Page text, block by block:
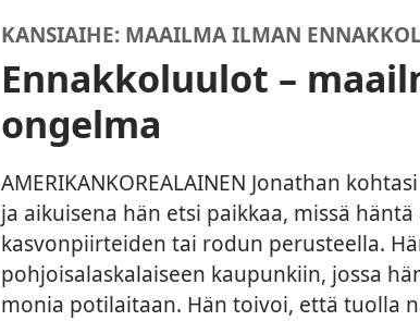
KANSIAIHE: MAAILMA ILMAN
Ennakkoluulot –
ongelma
AMERIKANKOREALAINEN Jonathan
ja aikuisena hän etsi paikkaa, missä
kasvonpiirteiden tai rodun perusteella.
pohjoisalaskalaiseen kaupunkiin, jossa
monia potilaitaan. Hän toivoi, että tuolla